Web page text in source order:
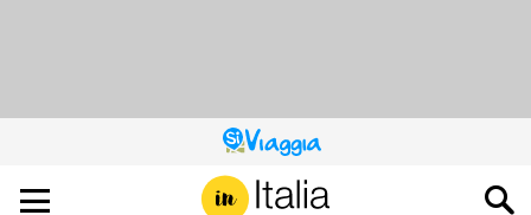
QUESTO
SITO
CONTRIBUISCE
ALL’AUDIENCE
DI